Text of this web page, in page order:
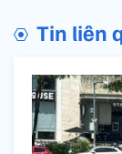
Tin liên